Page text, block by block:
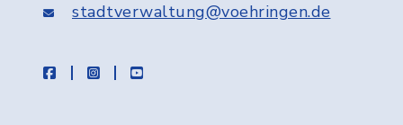
stadtverwaltung@voehringen.de
facebookinstagramyoutube